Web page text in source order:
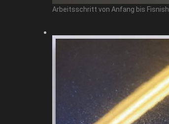
Arbeitsschritt von Anfang bis Fisnish